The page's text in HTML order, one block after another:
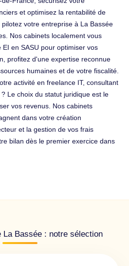
et optimisez la rentabilité de
votre entreprise à La Bassée
Nos cabinets localement vous
en SASU pour optimiser vos
profitez d'une expertise reconnue
humaines et de votre fiscalité.
activité en freelance IT, consultant
Le choix du statut juridique est le
vos revenus. Nos cabinets
dans votre création
et la gestion de vos frais
bilan dès le premier exercice dans
La Bassée : notre sélection